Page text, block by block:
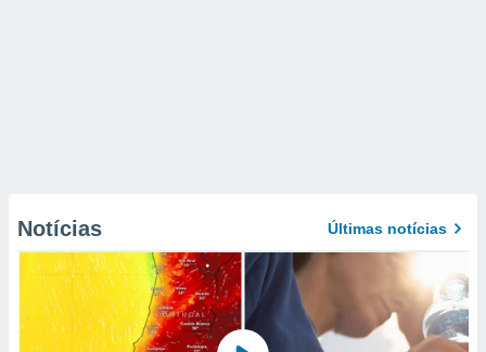
Notícias Últimas notícias